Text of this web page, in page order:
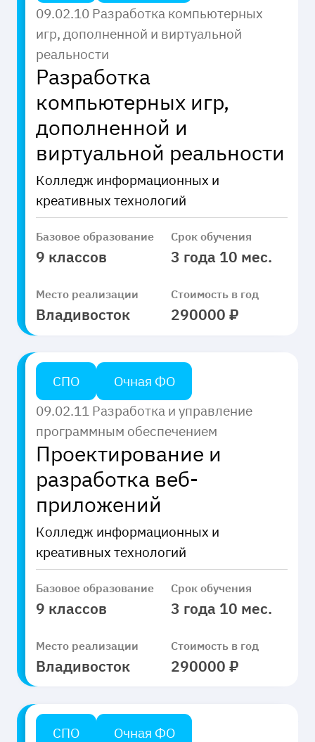
09.02.10 Разработка компьютерных
игр, дополненной и виртуальной
реальности
Разработка
компьютерных игр,
дополненной и
виртуальной реальности
Колледж информационных и
креативных технологий
Базовое образование
9 классов
Срок обучения
3 года 10 мес.
Место реализации
Владивосток
Стоимость в год
290000 ₽
СПО
Очная ФО
09.02.11 Разработка и управление
программным обеспечением
Проектирование и
разработка веб-
приложений
Колледж информационных и
креативных технологий
Базовое образование
9 классов
Срок обучения
3 года 10 мес.
Место реализации
Владивосток
Стоимость в год
290000 ₽
СПО Очная ФО